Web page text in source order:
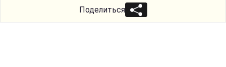
Поделиться